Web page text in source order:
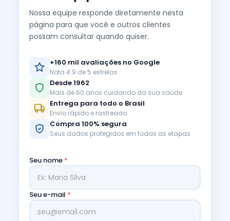
Nossa equipe responde diretamente nesta
página para que você e outros clientes
possam consultar quando quiser.
+160 mil avaliações no Google
Nota 4.9 de 5 estrelas
Desde 1962
Mais de 60 anos cuidando da sua saúde
Entrega para todo o Brasil
Envio rápido e rastreado
Compra 100% segura
Seus dados protegidos em todas as etapas
Seu nome *
Seu e-mail *